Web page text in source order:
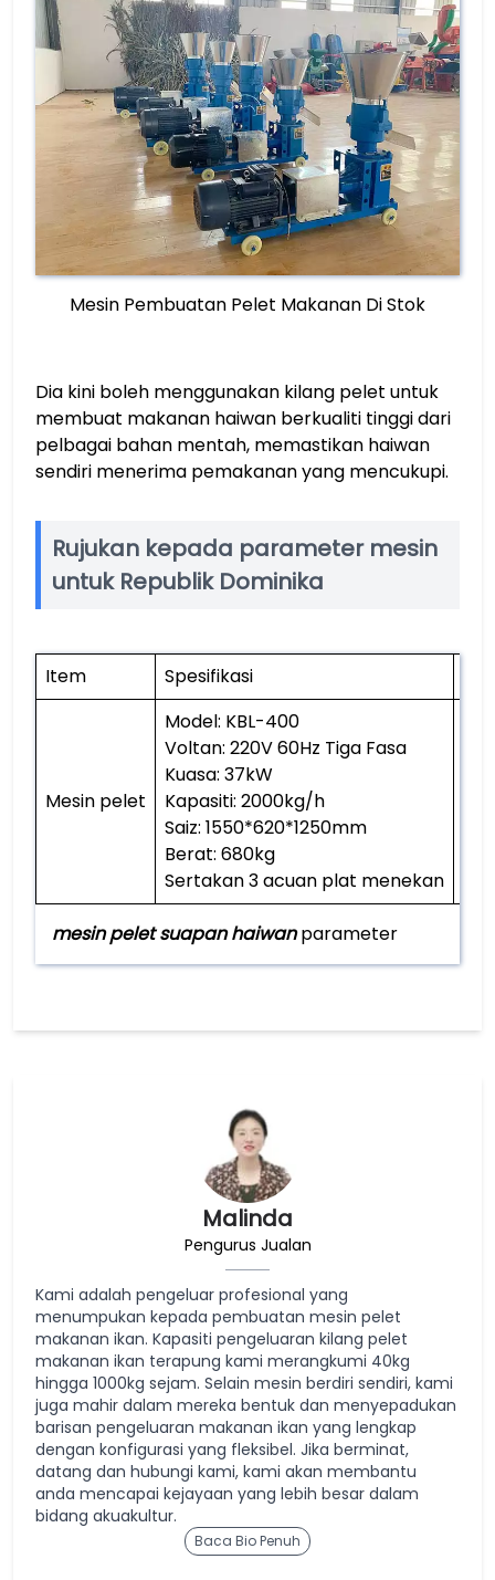
Malinda
Pengurus Jualan
Kami adalah pengeluar profesional yang
menumpukan kepada pembuatan mesin pelet
makanan ikan. Kapasiti pengeluaran kilang pelet
makanan ikan terapung kami merangkumi 40kg
hingga 1000kg sejam. Selain mesin berdiri sendiri, kami
juga mahir dalam mereka bentuk dan menyepadukan
barisan pengeluaran makanan ikan yang lengkap
dengan konfigurasi yang fleksibel. Jika berminat,
datang dan hubungi kami, kami akan membantu
anda mencapai kejayaan yang lebih besar dalam
bidang akuakultur.
Baca Bio Penuh
Mesin Pembuatan Pelet Makanan Di Stok
Dia kini boleh menggunakan kilang pelet untuk
membuat makanan haiwan berkualiti tinggi dari
pelbagai bahan mentah, memastikan haiwan
sendiri menerima pemakanan yang mencukupi.
Rujukan kepada parameter mesin
untuk Republik Dominika
Item Spesifikasi
Mesin pelet
Model: KBL-400
Voltan: 220V 60Hz Tiga Fasa
Kuasa: 37kW
Kapasiti: 2000kg/h
Saiz: 1550*620*1250mm
Berat: 680kg
Sertakan 3 acuan plat menekan
mesin pelet suapan haiwanparameter